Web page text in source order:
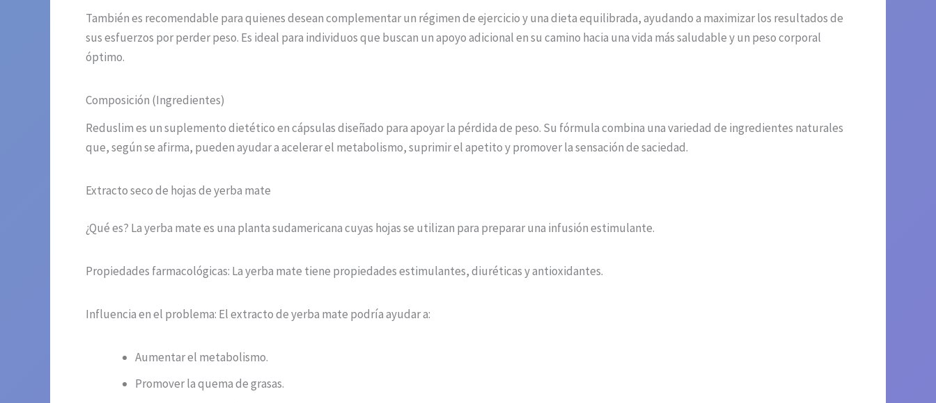
También es recomendable para quienes desean complementar un régimen de ejercicio y una dieta equilibrada, ayudando a maximizar los resultados de
sus esfuerzos por perder peso. Es ideal para individuos que buscan un apoyo adicional en su camino hacia una vida más saludable y un peso corporal
óptimo.
Composición (Ingredientes)
Reduslim es un suplemento dietético en cápsulas diseñado para apoyar la pérdida de peso. Su fórmula combina una variedad de ingredientes naturales
que, según se afirma, pueden ayudar a acelerar el metabolismo, suprimir el apetito y promover la sensación de saciedad.
Extracto seco de hojas de yerba mate
¿Qué es? La yerba mate es una planta sudamericana cuyas hojas se utilizan para preparar una infusión estimulante.
Propiedades farmacológicas: La yerba mate tiene propiedades estimulantes, diuréticas y antioxidantes.
Influencia en el problema: El extracto de yerba mate podría ayudar a:
Aumentar el metabolismo.
Promover la quema de grasas.